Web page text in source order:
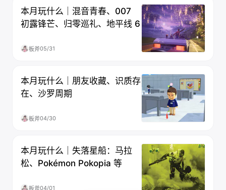
本月玩什么｜混音青春、007
初露锋芒、归零巡礼、地平线 6
板斧05/31
本月玩什么｜朋友收藏、识质存
在、沙罗周期
板斧04/30
本月玩什么｜失落星船：马拉
松、Pokémon Pokopia 等
板斧04/01